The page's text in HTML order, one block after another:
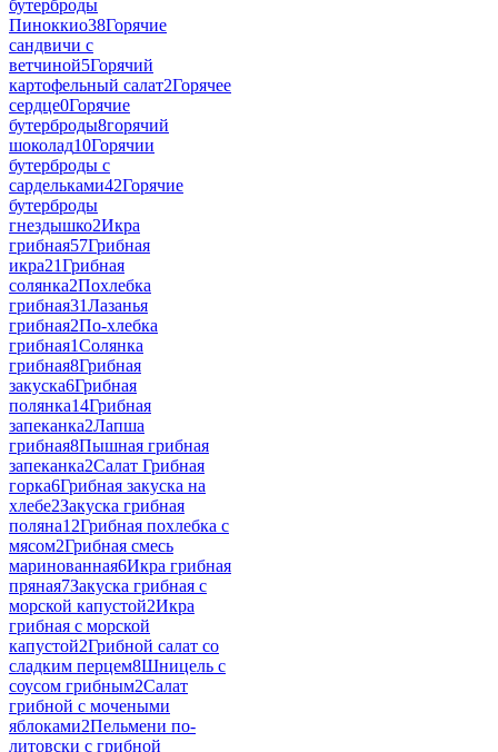
бутерброды
Пиноккио38Горячие
сандвичи с
ветчиной5Горячий
картофельный салат2Горячее
сердце0Горячие
бутерброды8горячий
шоколад10Горячии
бутерброды с
сардельками42Горячие
бутерброды
гнездышко2Икра
грибная57Грибная
икра21Грибная
солянка2Похлебка
грибная31Лазанья
грибная2По-хлебка
грибная1Солянка
грибная8Грибная
закуска6Грибная
полянка14Грибная
запеканка2Лапша
грибная8Пышная грибная
запеканка2Салат Грибная
горка6Грибная закуска на
хлебе2Закуска грибная
поляна12Грибная похлебка с
мясом2Грибная смесь
маринованная6Икра грибная
пряная7Закуска грибная с
морской капустой2Икра
грибная с морской
капустой2Грибной салат со
сладким перцем8Шницель с
соусом грибным2Салат
грибной с мочеными
яблоками2Пельмени по-
литовски с грибной